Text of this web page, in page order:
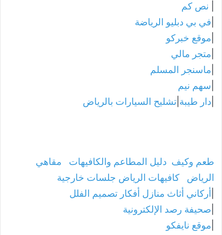
نص كم
في بي دبليو الرياضة
موقع خبركو
متجر مالي
ماسنجر المسلم
سهم نيم
دار طيبة تشليح السيارات بالرياض
طعم وكيف دليل المطاعم والكافيهات
مقاهي
الرياض
كافيهات الرياض جلسات خارجية
أركاني أثاث منازل أفكار تصميم الفلل
صحيفة رصد الإلكترونية
موقع نايفكو